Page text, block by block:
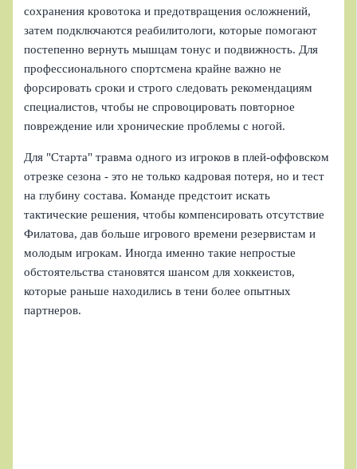
сохранения кровотока и предотвращения осложнений,
затем подключаются реабилитологи, которые помогают
постепенно вернуть мышцам тонус и подвижность. Для
профессионального спортсмена крайне важно не
форсировать сроки и строго следовать рекомендациям
специалистов, чтобы не спровоцировать повторное
повреждение или хронические проблемы с ногой.
Для "Старта" травма одного из игроков в плей‑оффовском
отрезке сезона - это не только кадровая потеря, но и тест
на глубину состава. Команде предстоит искать
тактические решения, чтобы компенсировать отсутствие
Филатова, дав больше игрового времени резервистам и
молодым игрокам. Иногда именно такие непростые
обстоятельства становятся шансом для хоккеистов,
которые раньше находились в тени более опытных
партнеров.